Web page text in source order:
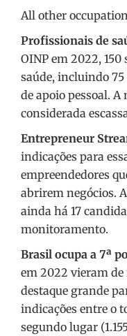
All other
Profissionais de
OINP em 2022,
saúde, incluindo
de apoio pessoal. A
considerada
Entrepreneur
indicações para
empreendedores
abrirem negócios.
ainda há 17
monitoramento.
Brasil ocupa a 7ª
em 2022 vieram de
destaque grande
indicações entre o
segundo lugar